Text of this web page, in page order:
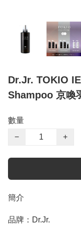
Dr.Jr. TOKIO
Shampoo 京喚
數量
−
+
簡介
品牌：Dr.Jr.